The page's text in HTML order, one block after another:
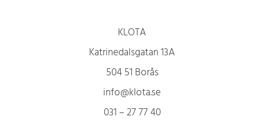
KLOTA
Katrinedalsgatan 13A
504 51 Borås
info@klota.se
031 – 27 77 40